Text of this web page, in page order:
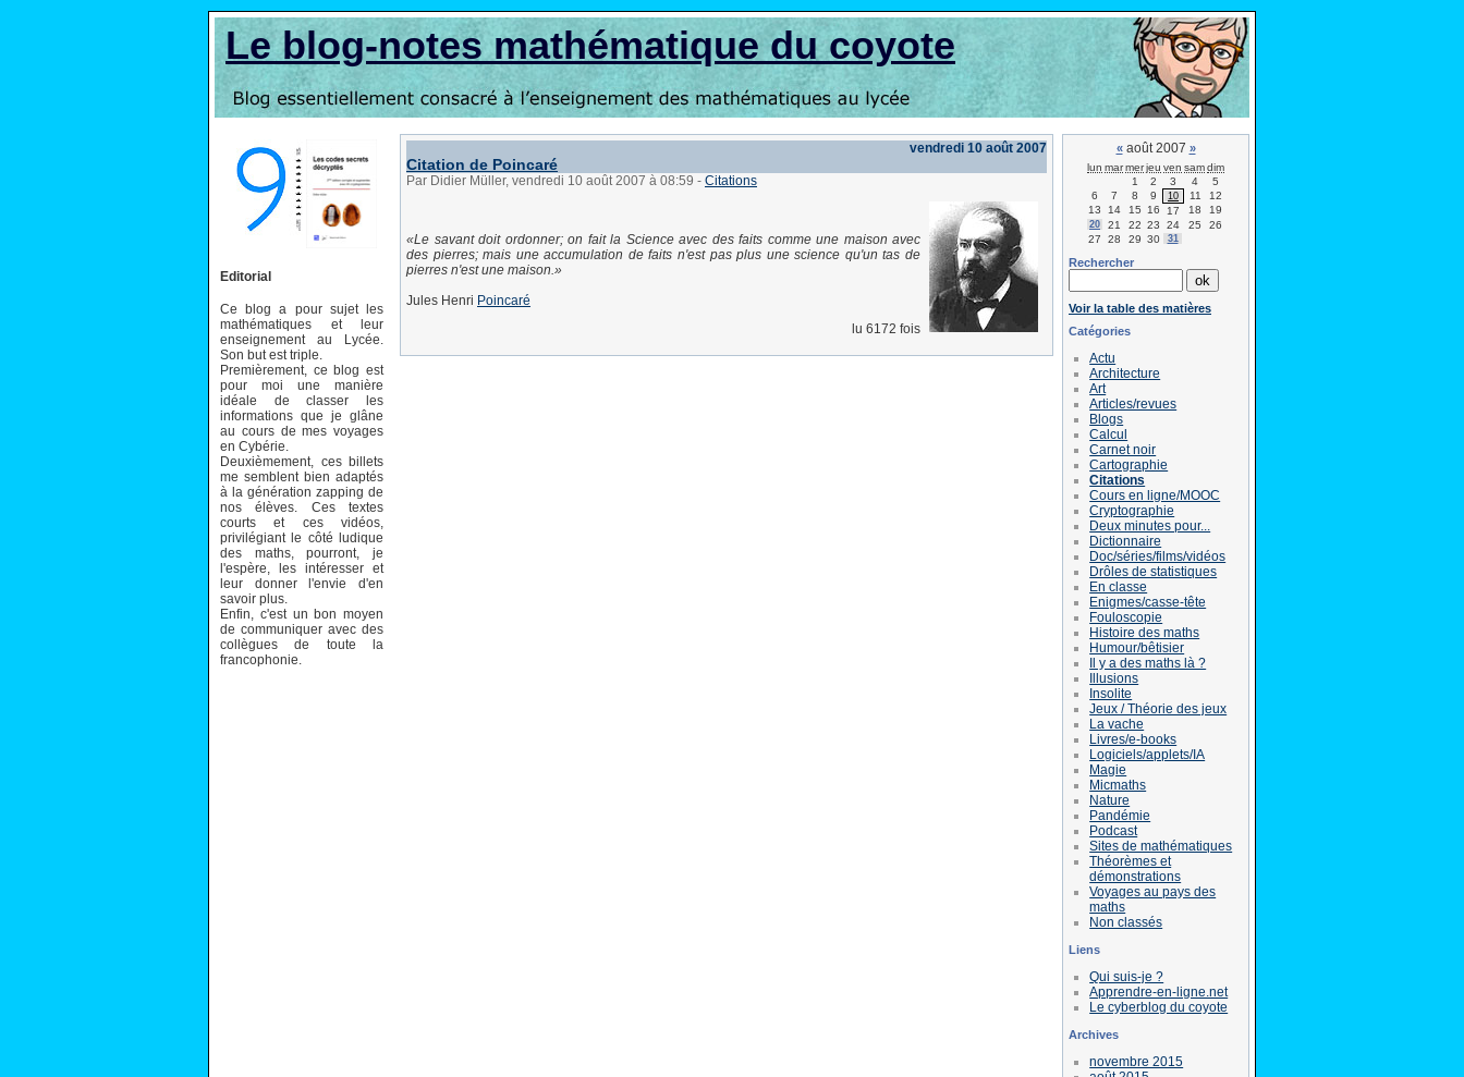
Le blog-notes mathématique du coyote
Editorial
Ce blog a pour sujet les
mathématiques et leur
enseignement au Lycée.
Son but est triple.
Premièrement, ce blog est
pour moi une manière
idéale de classer les
informations que je glâne
au cours de mes voyages
en Cybérie.
Deuxièmement, ces billets
me semblent bien adaptés
à la génération zapping de
nos élèves. Ces textes
courts et ces vidéos,
privilégiant le côté ludique
des maths, pourront, je
l'espère, les intéresser et
leur donner l'envie d'en
savoir plus.
Enfin, c'est un bon moyen
de communiquer avec des
collègues de toute la
francophonie.
vendredi 10 août 2007
Citation de Poincaré
Par Didier Müller, vendredi 10 août 2007 à 08:59 - Citations
Le savant doit ordonner; on fait la Science avec des faits comme une maison avec
des pierres; mais une accumulation de faits n'est pas plus une science qu'un tas de
pierres n'est une maison.
Jules Henri Poincaré
lu 6172 fois
«août 2007 »
lun marmerjeu ven samdim
1
2 3 4
5
6
7 8 9 10 11
12
13
14 15 16 17 18 19
20 21 22 23 24 25
26
27
28 29 30 31
Rechercher
Voir la table des matières
Catégories
Actu
Architecture
Art
Articles/revues
Blogs
Calcul
Carnet noir
Cartographie
Citations
Cours en ligne/MOOC
Cryptographie
Deux minutes pour...
Dictionnaire
Doc/séries/films/vidéos
Drôles de statistiques
En classe
Enigmes/casse-tête
Fouloscopie
Histoire des maths
Humour/bêtisier
Il y a des maths là ?
Illusions
Insolite
Jeux / Théorie des jeux
La vache
Livres/e-books
Logiciels/applets/IA
Magie
Micmaths
Nature
Pandémie
Podcast
Sites de mathématiques
Théorèmes et
démonstrations
Voyages au pays des
maths
Non classés
Liens
Qui suis-je ?
Apprendre-en-ligne.net
Le cyberblog du coyote
Archives
novembre 2015